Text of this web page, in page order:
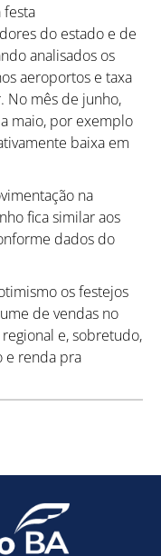
festa
do estado e de
analisados os
aeroportos e taxa
No mês de junho,
maio, por exemplo
baixa em
na
fica similar aos
dados do
os festejos
de vendas no
e, sobretudo,
e renda pra